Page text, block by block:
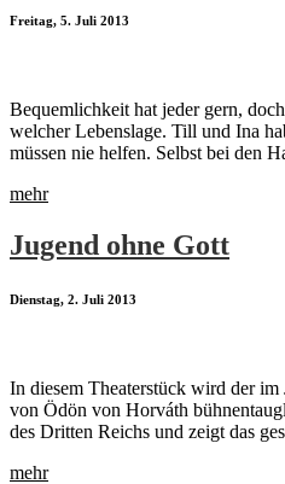
Freitag, 5. Juli 2013
Bequemlichkeit hat jeder gern,
welcher Lebenslage. Till und Ina
müssen nie helfen. Selbst bei den
mehr
Jugend ohne Gott
Dienstag, 2. Juli 2013
In diesem Theaterstück wird der im
von Ödön von Horváth
des Dritten Reichs und zeigt das
mehr